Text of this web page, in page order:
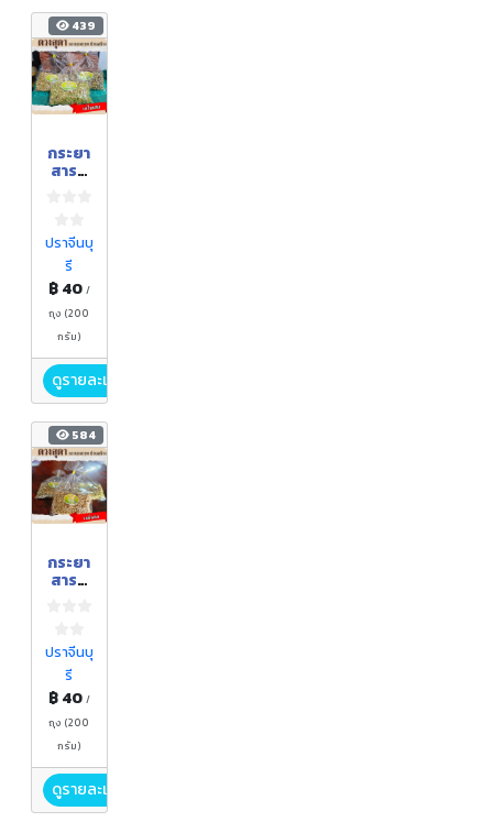
439
กระยา
สารท
เตย
ปราจีนบุ
รี
฿ 40 /
ถุง (200
กรัม)
ดูรายละเอียด
584
กระยา
สารท
ดั้งเดิม
ปราจีนบุ
รี
฿ 40 /
ถุง (200
กรัม)
ดูรายละเอียด